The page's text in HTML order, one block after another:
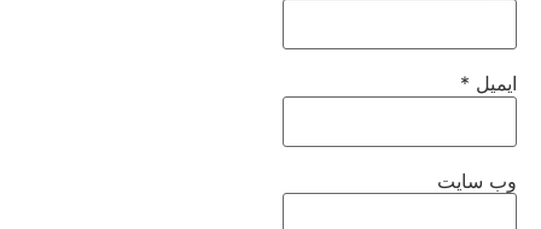
ایمیل *
وب‌ سایت